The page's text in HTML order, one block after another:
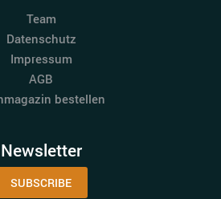
Team
Datenschutz
Impressum
AGB
bestellen
Newsletter
SUBSCRIBE